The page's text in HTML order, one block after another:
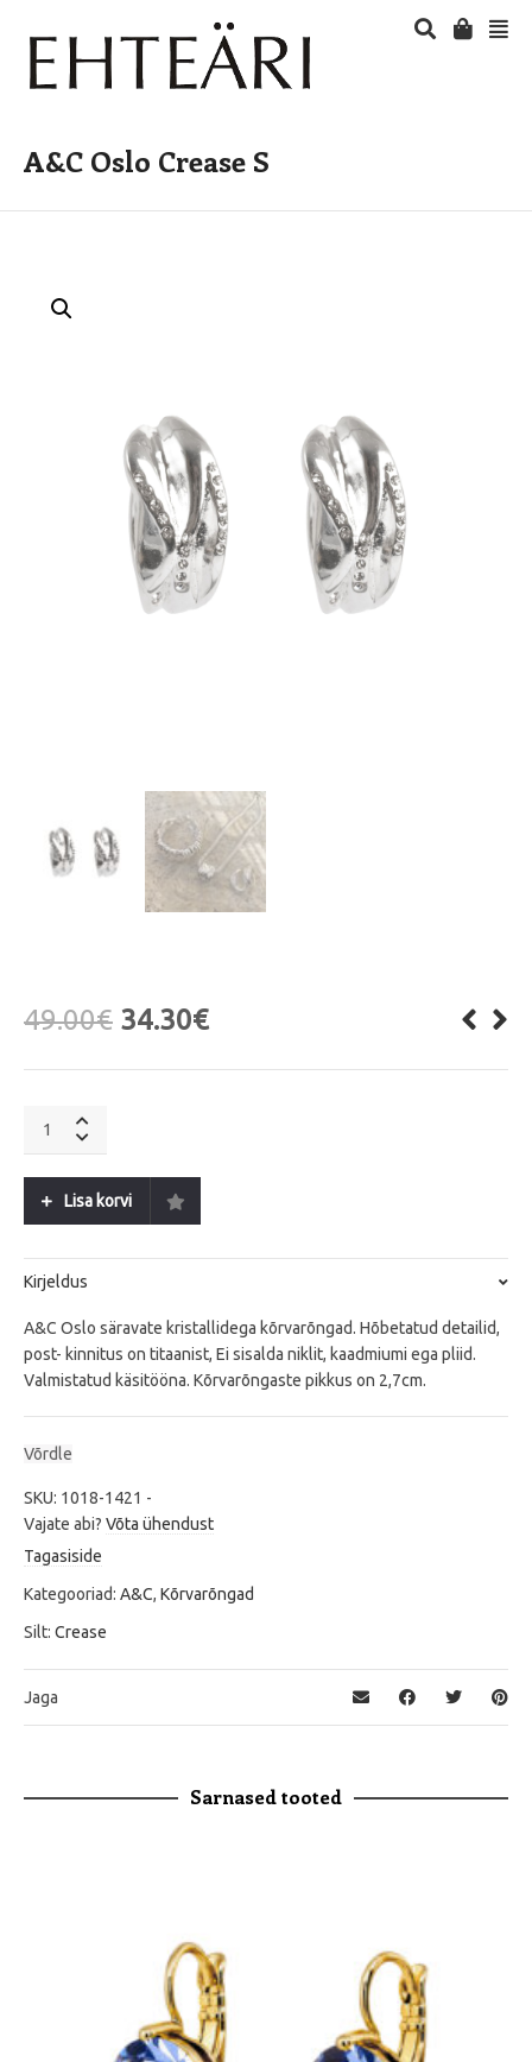
A&C Oslo Crease S
49.00€ 34.30€
Oslo
quantity
Lisa korvi
Kirjeldus
A&C Oslo säravate kristallidega kõrvarõngad. Hõbetatud detailid,
post- kinnitus on titaanist, Ei sisalda niklit, kaadmiumi ega pliid.
Valmistatud käsitööna. Kõrvarõngaste pikkus on 2,7cm.
Võrdle
SKU: 1018-1421 -
Vajate abi? Võta ühendust
Tagasiside
Kategooriad: A&C, Kõrvarõngad
Silt: Crease
Jaga
Sarnased tooted